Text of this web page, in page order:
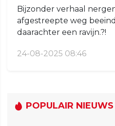
Bijzonder verhaal
afgestreepte weg
daarachter een ravijn.?!
24-08-2025 08:46
POPULAIR NIEUWS